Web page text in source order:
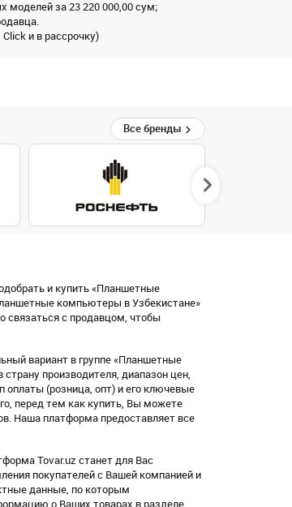
моделей за 23 220 000,00 сум;
и в рассрочку)
Все бренды
и купить «Планшетные
компьютеры в Узбекистане»
с продавцом, чтобы
вариант в группе «Планшетные
производителя, диапазон цен,
оплаты (розница, опт) и его ключевые
перед тем как купить, Вы можете
Наша платформа предоставляет все
Tovar.uz станет для Вас
покупателей с Вашей компанией и
данные, по которым
о Ваших товарах в разделе